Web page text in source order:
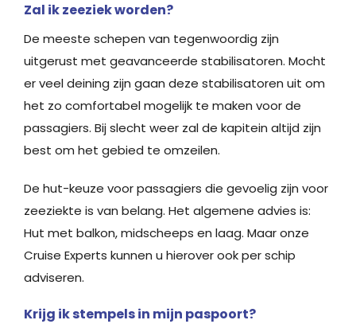
Zal ik zeeziek worden?
De meeste schepen van tegenwoordig zijn
uitgerust met geavanceerde stabilisatoren. Mocht
er veel deining zijn gaan deze stabilisatoren uit om
het zo comfortabel mogelijk te maken voor de
passagiers. Bij slecht weer zal de kapitein altijd zijn
best om het gebied te omzeilen.
De hut-keuze voor passagiers die gevoelig zijn voor
zeeziekte is van belang. Het algemene advies is:
Hut met balkon, midscheeps en laag. Maar onze
Cruise Experts kunnen u hierover ook per schip
adviseren.
Krijg ik stempels in mijn paspoort?